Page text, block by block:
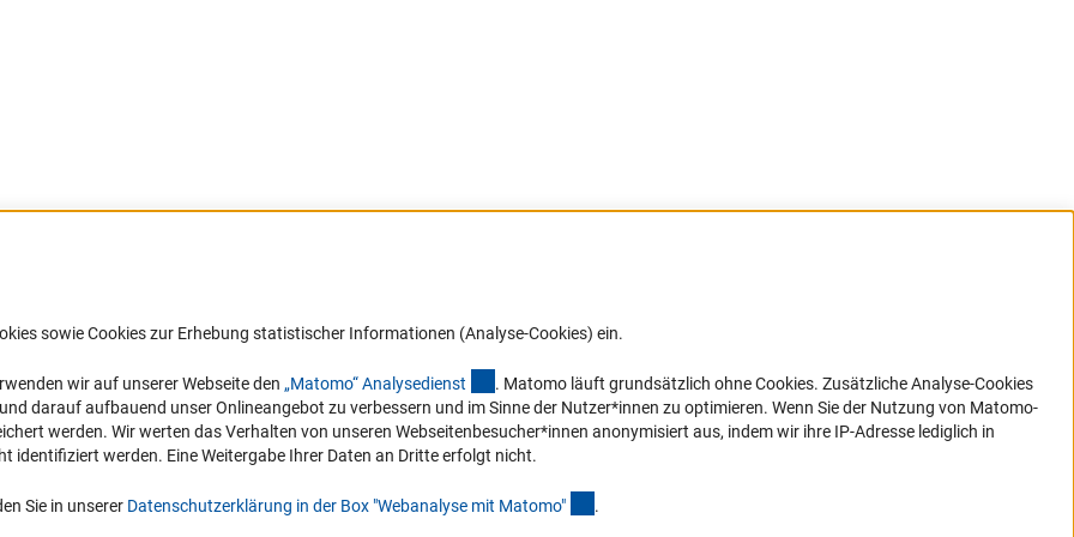
mit Behinderungen
Erklärung zur Barrierefreiheit
Barriere melden
in Ihr Mailpostfach oder schauen Sie sich
die Ausgaben online an.
Zum Newsletter
sowie Cookies zur Erhebung statistischer Informationen (Analyse-Cookies) ein.
wir auf unserer Webseite den „Matomo“ Analysedienst (externer Link)
. Matomo läuft grundsätzlich ohne Cookies. Zusätzliche Analyse-Cookies
darauf aufbauend unser Onlineangebot zu verbessern und im Sinne der Nutzer*innen zu optimieren. Wenn Sie der Nutzung von Matomo-
werden. Wir werten das Verhalten von unseren Webseitenbesucher*innen anonymisiert aus, indem wir ihre IP-Adresse lediglich in
identifiziert werden. Eine Weitergabe Ihrer Daten an Dritte erfolgt nicht.
Sie in unserer Datenschutzerklärung in der Box "Webanalyse mit Matomo" .